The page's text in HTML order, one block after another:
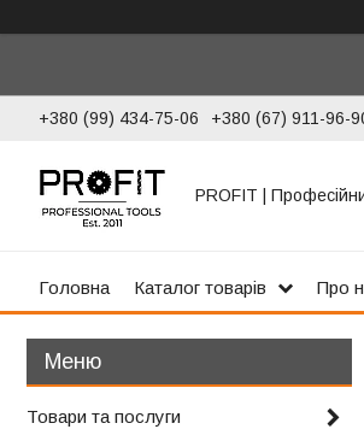
+380 (99) 434-75-06 +380 (67) 911-96-
PROFIT |
Головна Каталог товарів Про
Товари та послуги